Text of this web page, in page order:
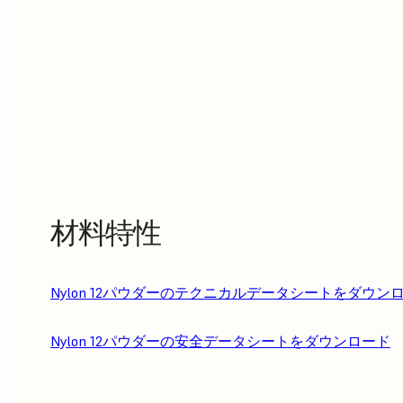
材料特性
Nylon 12パウダーのテクニカルデータシートをダウン
Nylon 12パウダーの安全データシートをダウンロード